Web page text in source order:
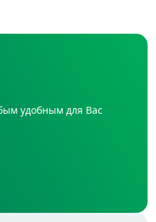
удобным для Вас